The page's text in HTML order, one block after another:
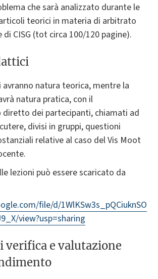
che sarà analizzato durante le
teorici in materia di arbitrato
CISG (tot circa 100/120 pagine).
avranno natura teorica, mentre la
natura pratica, con il
dei partecipanti, chiamati ad
divisi in gruppi, questioni
relative al caso del Vis Moot
lezioni può essere scaricato da
file/d/1WlKSw3s_pQCiuknSO
view?usp=sharing
verifica e valutazione